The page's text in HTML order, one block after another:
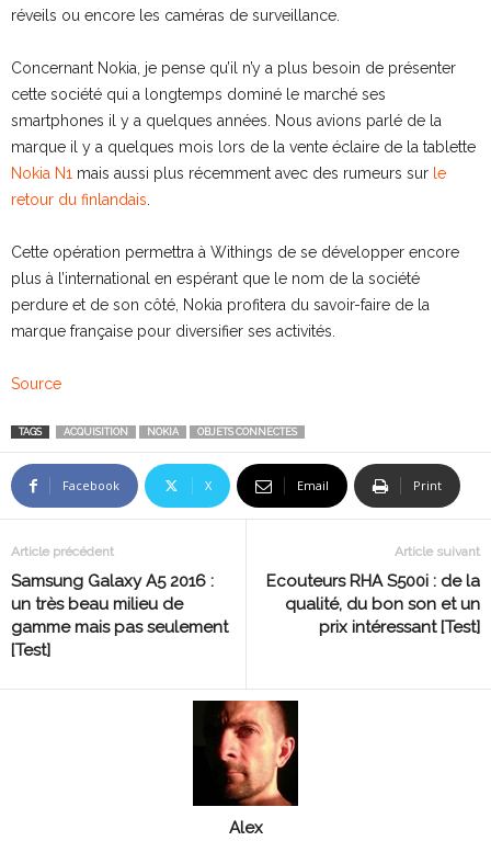
réveils ou encore les caméras de surveillance.
Concernant Nokia, je pense qu’il n’y a plus besoin de présenter
cette société qui a longtemps dominé le marché ses
smartphones il y a quelques années. Nous avions parlé de la
marque il y a quelques mois lors de la vente éclaire de la tablette
Nokia N1 mais aussi plus récemment avec des rumeurs sur le
retour du finlandais
Cette opération permettra à Withings de se développer encore
plus à l’international en espérant que le nom de la société
perdure et de son côté, Nokia profitera du savoir-faire de la
marque française pour diversifier ses activités.
Source
TAGS ACQUISITION NOKIA OBJETS CONNECTES
Facebook X Email Print
Article précédent
Samsung Galaxy A5 2016 :
un très beau milieu de
gamme mais pas seulement
[Test]
Article suivant
Ecouteurs RHA S500i : de la
qualité, du bon son et un
prix intéressant [Test]
Alex